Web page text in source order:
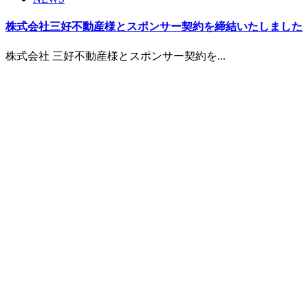
株式会社三好不動産様とスポンサー契約を締結いたしました
株式会社 三好不動産様とスポンサー契約を...